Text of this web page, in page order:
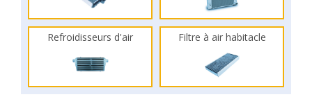
Refroidisseurs d'air Filtre à air habitacle